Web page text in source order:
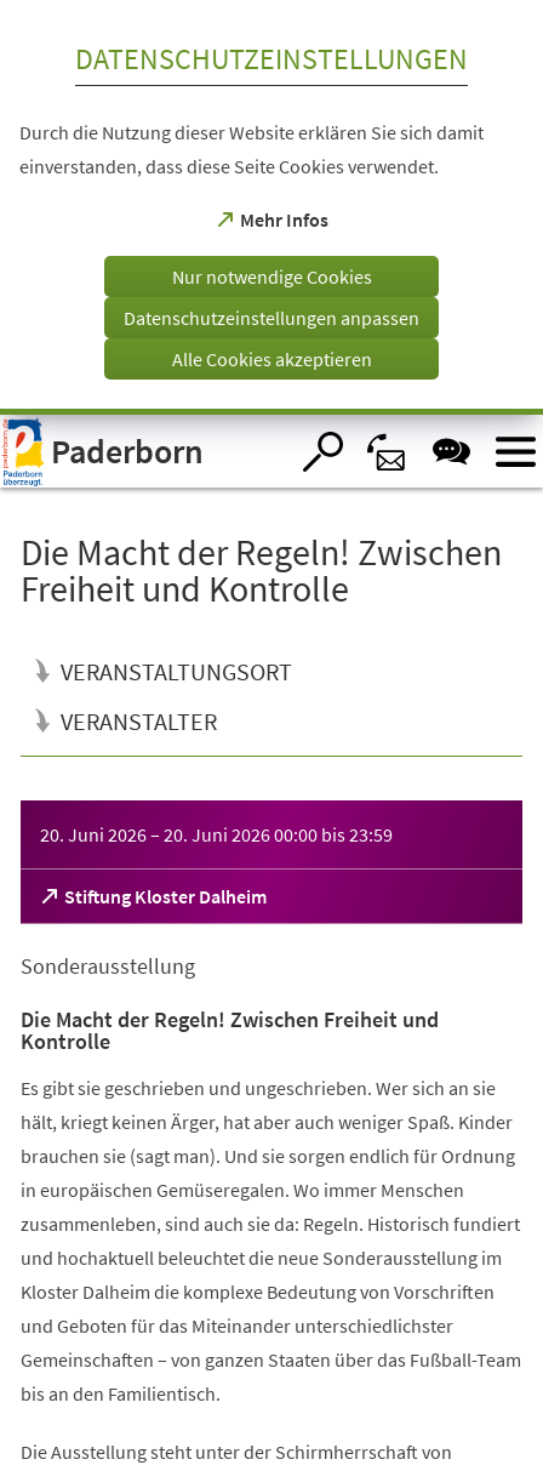
Visuelle
Assistenzsoftware
öffnen.
DATENSCHUTZEINSTELLUNGEN
Durch die Nutzung dieser Website erklären Sie sich damit
einverstanden, dass diese Seite Cookies verwendet.
Mehr Infos
(Öffnet
einem
Tab)
Nur notwendige Cookies
Datenschutzeinstellungen anpassen
Alle Cookies akzeptieren
Paderborn
Die Macht der Regeln! Zwischen
Freiheit und Kontrolle
VERANSTALTUNGSORT
VERANSTALTER
20. Juni 2026– 20. Juni 202600:00 bis23:59
Stiftung Kloster Dalheim
(Öffnet
in
neuen
Sonderausstellung
Die Macht der Regeln! Zwischen Freiheit und
Kontrolle
Es gibt sie geschrieben und ungeschrieben. Wer sich an sie
hält, kriegt keinen Ärger, hat aber auch weniger Spaß. Kinder
brauchen sie (sagt man). Und sie sorgen endlich für Ordnung
in europäischen Gemüseregalen. Wo immer Menschen
zusammenleben, sind auch sie da: Regeln. Historisch fundiert
und hochaktuell beleuchtet die neue Sonderausstellung im
Kloster Dalheim die komplexe Bedeutung von Vorschriften
und Geboten für das Miteinander unterschiedlichster
Gemeinschaften – von ganzen Staaten über das Fußball-Team
bis an den Familientisch.
Die Ausstellung steht unter der Schirmherrschaft von